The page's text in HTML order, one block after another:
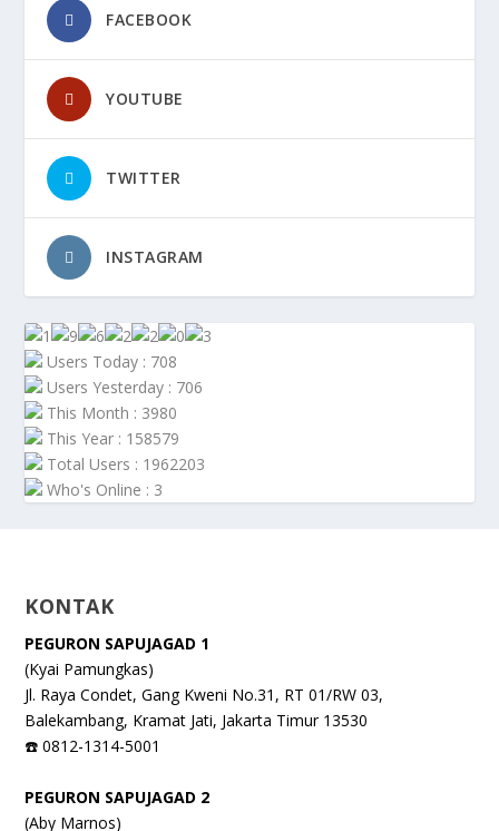
FACEBOOK
YOUTUBE
TWITTER
INSTAGRAM
Users Today : 708
Users Yesterday : 706
This Month : 3980
This Year : 158579
Total Users : 1962203
Who's Online : 3
KONTAK
PEGURON SAPUJAGAD 1
(Kyai Pamungkas)
Jl. Raya Condet, Gang Kweni No.31, RT 01/RW 03,
Balekambang, Kramat Jati, Jakarta Timur 13530
☎️ 0812-1314-5001
PEGURON SAPUJAGAD 2
(Aby Marnos)